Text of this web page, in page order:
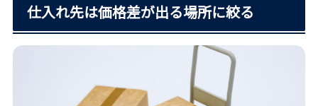
仕入れ先は価格差が出る場所に絞る